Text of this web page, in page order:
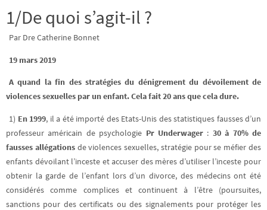
1/De quoi s’agit-il ?
Par Dre Catherine Bonnet
19 mars 2019
A quand la fin des stratégies du dénigrement du dévoilement de
violences sexuelles par un enfant. Cela fait 20 ans que cela dure.
1) En 1999, il a été importé des Etats-Unis des statistiques fausses d’un
professeur américain de psychologie Pr Underwager : 30 à 70% de
fausses allégationsde violences sexuelles, stratégie pour se méfier des
enfants dévoilant l’inceste et accuser des mères d’utiliser l’inceste pour
obtenir la garde de l’enfant lors d’un divorce, des médecins ont été
considérés comme complices et continuent à l’être (poursuites,
sanctions pour des certificats ou des signalements pour protéger les